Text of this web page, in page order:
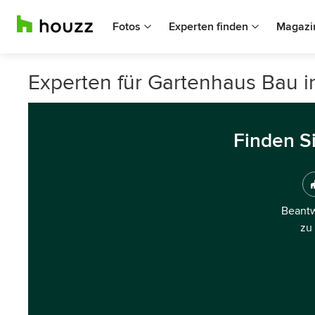
Fotos Experten finden
Experten für Gartenhaus Bau
Finden
zu